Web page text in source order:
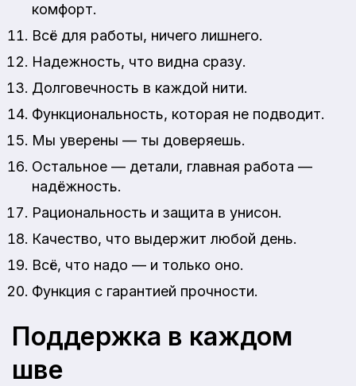
комфорт.
Всё для работы, ничего лишнего.
Надежность, что видна сразу.
Долговечность в каждой нити.
Функциональность, которая не подводит.
Мы уверены — ты доверяешь.
Остальное — детали, главная работа —
надёжность.
Рациональность и защита в унисон.
Качество, что выдержит любой день.
Всё, что надо — и только оно.
Функция с гарантией прочности.
Поддержка в каждом
шве